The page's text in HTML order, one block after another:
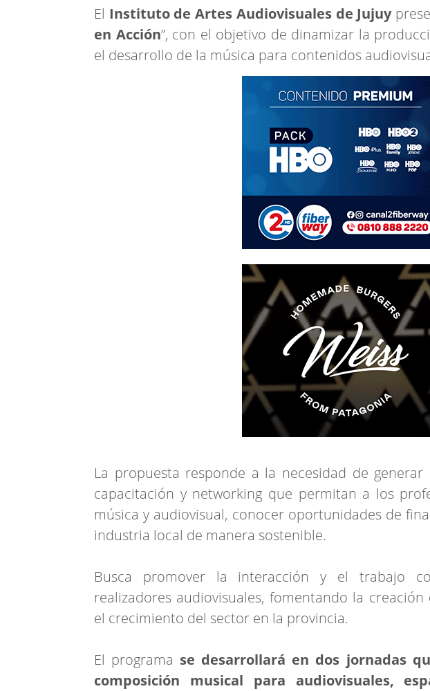
El Instituto de Artes Audiovisuales de Jujuy
en Acción”, con el objetivo de dinamizar la
el desarrollo de la música para contenidos
La propuesta responde a la necesidad de generar
capacitación y networking que permitan a los
música y audiovisual, conocer oportunidades de
industria local de manera sostenible.
Busca promover la interacción y el trabajo
realizadores audiovisuales, fomentando la
el crecimiento del sector en la provincia.
El programa se desarrollará en dos jornadas
composición musical para audiovisuales,